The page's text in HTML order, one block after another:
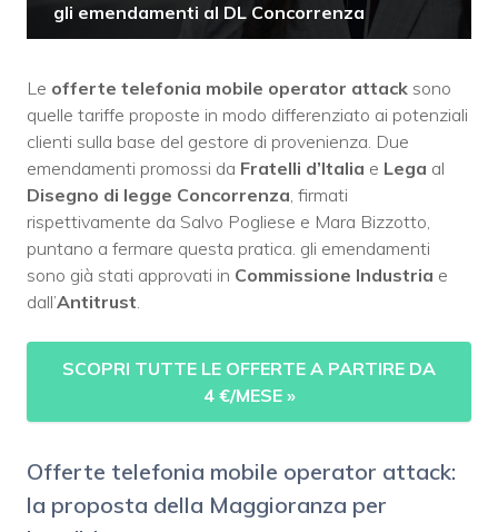
gli emendamenti al DL Concorrenza
Le offerte telefonia mobile operator attack sono
quelle tariffe proposte in modo differenziato ai potenziali
clienti sulla base del gestore di provenienza. Due
emendamenti promossi da Fratelli d’Italia e Lega al
Disegno di legge Concorrenza, firmati
rispettivamente da Salvo Pogliese e Mara Bizzotto,
puntano a fermare questa pratica. gli emendamenti
sono già stati approvati in Commissione Industria e
dall’Antitrust.
SCOPRI TUTTE LE OFFERTE A PARTIRE DA
4 €/MESE »
Offerte telefonia mobile operator attack:
la proposta della Maggioranza per